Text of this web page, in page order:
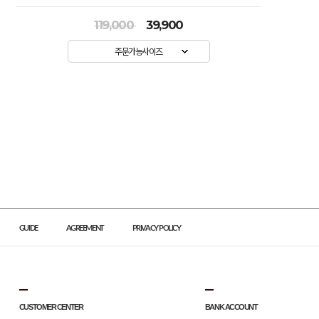
119,000 39,900
주문가능사이즈
GUIDE AGREEMENT PRIVACY POLICY
CUSTOMER CENTER BANK ACCOUNT